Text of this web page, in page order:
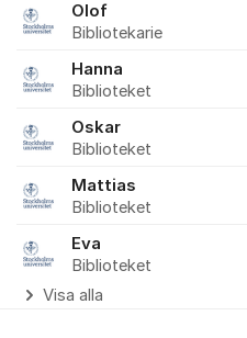
Olof
Bibliotekarie
Hanna
Biblioteket
Oskar
Biblioteket
Mattias
Biblioteket
Eva
Biblioteket
Visa alla